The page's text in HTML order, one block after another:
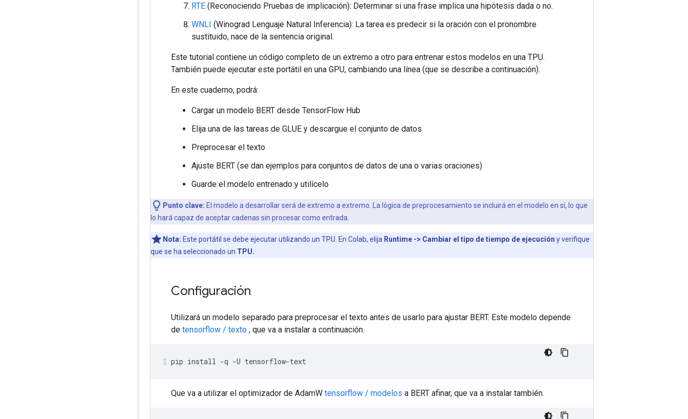
RTE (Reconociendo Pruebas de implicación): Determinar si una frase implica una hipótesis dada o no.
WNLI (Winograd Lenguaje Natural Inferencia): La tarea es predecir si la oración con el pronombre
sustituido, nace de la sentencia original.
Este tutorial contiene un código completo de un extremo a otro para entrenar estos modelos en una TPU.
También puede ejecutar este portátil en una GPU, cambiando una línea (que se describe a continuación).
En este cuaderno, podrá:
Cargar un modelo BERT desde TensorFlow Hub
Elija una de las tareas de GLUE y descargue el conjunto de datos
Preprocesar el texto
Ajuste BERT (se dan ejemplos para conjuntos de datos de una o varias oraciones)
Guarde el modelo entrenado y utilícelo
Punto clave: El modelo a desarrollar será de extremo a extremo. La lógica de preprocesamiento se incluirá en el modelo en sí, lo que
lo hará capaz de aceptar cadenas sin procesar como entrada.
Nota: Este portátil se debe ejecutar utilizando un TPU. En Colab, elija Runtime -> Cambiar el tipo de tiempo de ejecución y verifique
que se ha seleccionado un TPU.
Configuración
Utilizará un modelo separado para preprocesar el texto antes de usarlo para ajustar BERT. Este modelo depende
de tensorflow / texto , que va a instalar a continuación.
pip install -q -U tensorflow-text
Que va a utilizar el optimizador de AdamW tensorflow / modelos a BERT afinar, que va a instalar también.